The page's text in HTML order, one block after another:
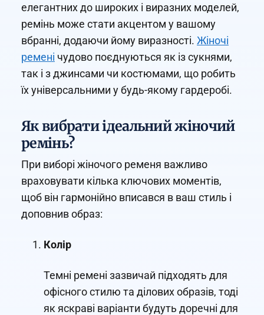
елегантних до широких і виразних моделей,
ремінь може стати акцентом у вашому
вбранні, додаючи йому виразності. Жіночі
ремені чудово поєднуються як із сукнями,
так і з джинсами чи костюмами, що робить
їх універсальними у будь-якому гардеробі.
Як вибрати ідеальний жіночий
ремінь?
При виборі жіночого ременя важливо
враховувати кілька ключових моментів,
щоб він гармонійно вписався в ваш стиль і
доповнив образ:
Колір
Темні ремені зазвичай підходять для
офісного стилю та ділових образів, тоді
як яскраві варіанти будуть доречні для